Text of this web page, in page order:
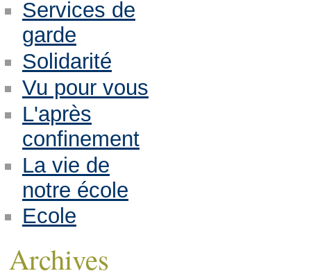
Services de
garde
Solidarité
Vu pour vous
L'après
confinement
La vie de
notre école
Ecole
Archives